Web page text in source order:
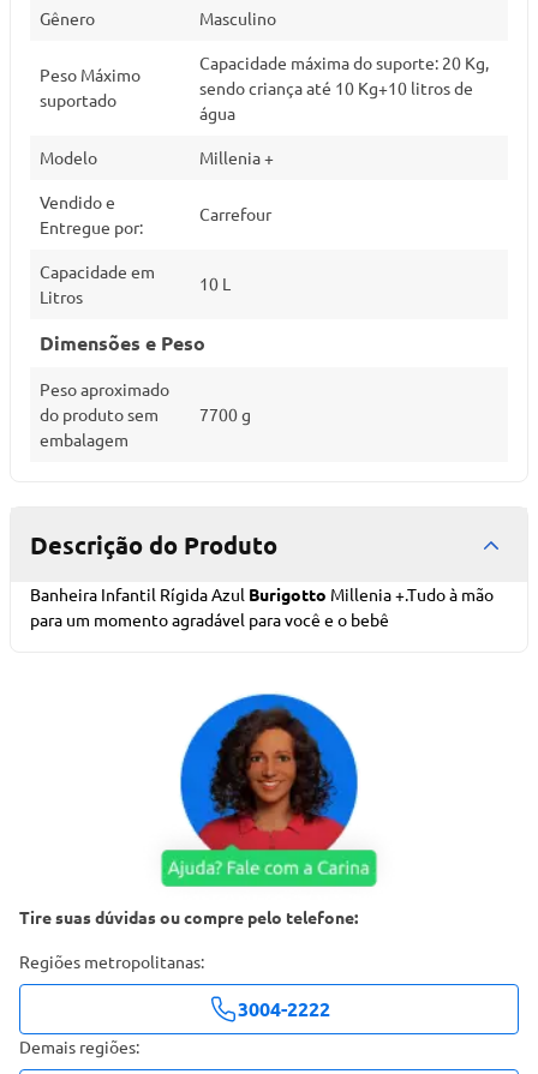
Gênero Masculino
Peso Máximo
suportado
Capacidade máxima do suporte: 20 Kg,
sendo criança até 10 Kg+10 litros de
água
Modelo Millenia +
Vendido e
Entregue por:
Carrefour
Capacidade em
Litros
10 L
Dimensões e Peso
Peso aproximado
do produto sem
embalagem
7700 g
Descrição do Produto
Banheira Infantil Rígida Azul Burigotto Millenia +.Tudo à mão
para um momento agradável para você e o bebê
Tire suas dúvidas ou compre pelo telefone:
Regiões metropolitanas:
3004-2222
Demais regiões: